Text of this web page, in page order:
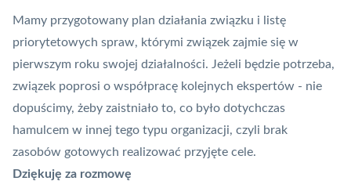
Mamy przygotowany plan działania związku i listę
priorytetowych spraw, którymi związek zajmie się w
pierwszym roku swojej działalności. Jeżeli będzie potrzeba,
związek poprosi o współpracę kolejnych ekspertów - nie
dopuścimy, żeby zaistniało to, co było dotychczas
hamulcem w innej tego typu organizacji, czyli brak
zasobów gotowych realizować przyjęte cele.
Dziękuję za rozmowę